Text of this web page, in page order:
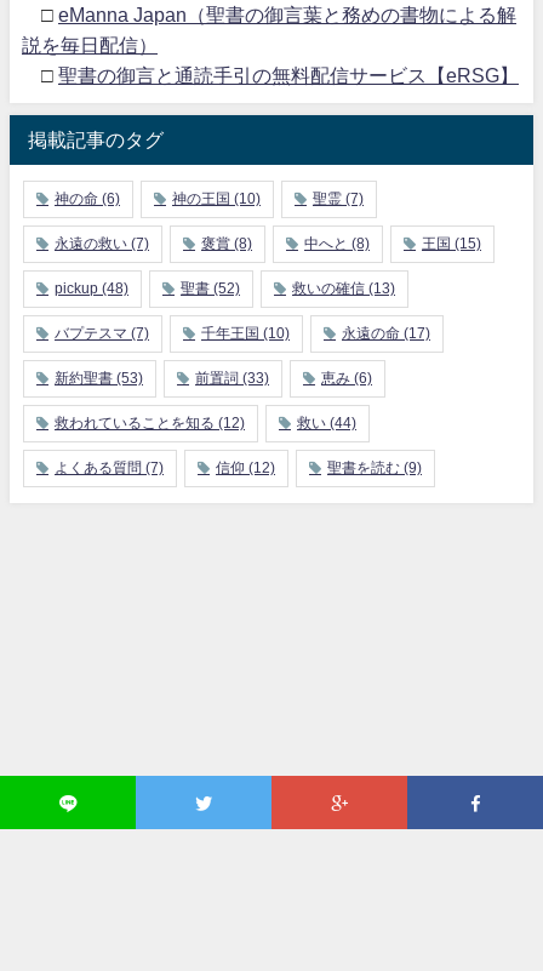
□ eManna Japan（聖書の御言葉と務めの書物による解
説を毎日配信）
□ 聖書の御言と通読手引の無料配信サービス【eRSG】
掲載記事のタグ
神の命 (6) 神の王国 (10) 聖霊 (7)
永遠の救い (7) 褒賞 (8) 中へと (8) 王国 (15)
pickup (48) 聖書 (52) 救いの確信 (13)
バプテスマ (7) 千年王国 (10) 永遠の命 (17)
新約聖書 (53) 前置詞 (33) 恵み (6)
救われていることを知る (12) 救い (44)
よくある質問 (7) 信仰 (12) 聖書を読む (9)